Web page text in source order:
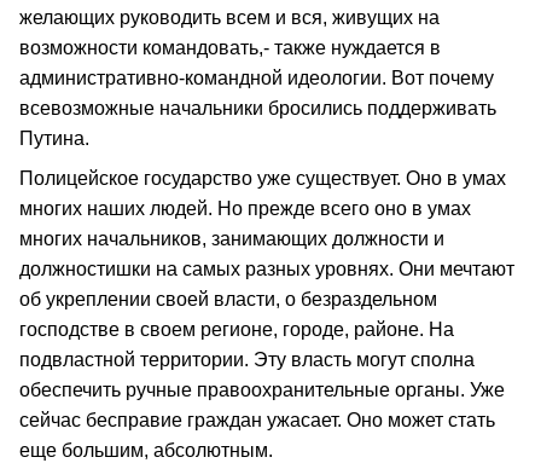
желающих руководить всем и вся, живущих на
возможности командовать,- также нуждается в
административно-командной идеологии. Вот почему
всевозможные начальники бросились поддерживать
Путина.
Полицейское государство уже существует. Оно в умах
многих наших людей. Но прежде всего оно в умах
многих начальников, занимающих должности и
должностишки на самых разных уровнях. Они мечтают
об укреплении своей власти, о безраздельном
господстве в своем регионе, городе, районе. На
подвластной территории. Эту власть могут сполна
обеспечить ручные правоохранительные органы. Уже
сейчас бесправие граждан ужасает. Оно может стать
еще большим, абсолютным.